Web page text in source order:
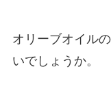
オリーブオイル
いでしょうか。